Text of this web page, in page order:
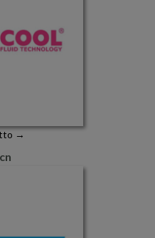
→